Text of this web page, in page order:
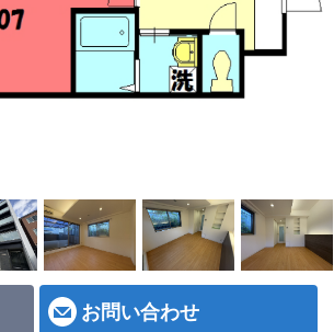
集
貸！
特集！
お問い合わせ